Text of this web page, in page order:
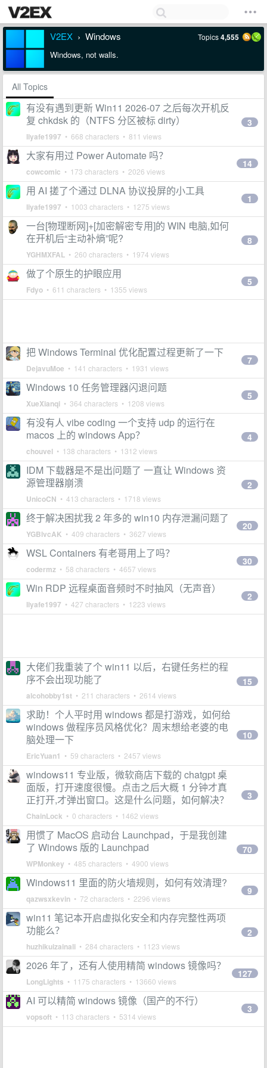
V2EX › Windows Topics4,555
Windows, not walls.
All Topics
有没有遇到更新 Win11 2026-07 之后每次开机反
复 chkdsk 的（NTFS 分区被标 dirty）
liyafe1997 • 668 characters • 811 views
3
大家有用过 Power Automate 吗？
cowcomic • 173 characters • 2026 views
14
用 AI 搓了个通过 DLNA 协议投屏的小工具
liyafe1997 • 1003 characters • 1275 views
1
一台[物理断网]+[加密解密专用]的 WIN 电脑,如何
在开机后“主动补熵”呢?
YGHMXFAL • 260 characters • 1974 views
8
做了个原生的护眼应用
Fdyo • 611 characters • 1355 views
5
把 Windows Terminal 优化配置过程更新了一下
DejavuMoe • 141 characters • 1931 views
7
Windows 10 任务管理器闪退问题
XueXianqi • 364 characters • 1208 views
5
有没有人 vibe coding 一个支持 udp 的运行在
macos 上的 windows App？
chouvel • 138 characters • 1312 views
4
IDM 下载器是不是出问题了 一直让 Windows 资
源管理器崩溃
UnicoCN • 413 characters • 1718 views
2
终于解决困扰我 2 年多的 win10 内存泄漏问题了
YGBlvcAK • 409 characters • 3627 views
20
WSL Containers 有老哥用上了吗？
codermz • 58 characters • 4657 views
30
Win RDP 远程桌面音频时不时抽风（无声音）
liyafe1997 • 427 characters • 1223 views
2
大佬们我重装了个 win11 以后，右键任务栏的程
序不会出现功能了
alcohobby1st • 211 characters • 2614 views
15
求助！个人平时用 windows 都是打游戏，如何给
windows 做程序员风格优化？周末想给老婆的电
脑处理一下
EricYuan1 • 59 characters • 2457 views
10
windows11 专业版，微软商店下载的 chatgpt 桌
面版，打开速度很慢。点击之后大概 1 分钟才真
正打开,才弹出窗口。这是什么问题，如何解决？
ChainLock • 0 characters • 1462 views
3
用惯了 MacOS 启动台 Launchpad，于是我创建
了 Windows 版的 Launchpad
WPMonkey • 485 characters • 4900 views
70
Windows11 里面的防火墙规则，如何有效清理?
qazwsxkevin • 72 characters • 2296 views
9
win11 笔记本开启虚拟化安全和内存完整性两项
功能么？
huzhikuizainali • 284 characters • 1123 views
2
2026 年了，还有人使用精简 windows 镜像吗？
LongLights • 1175 characters • 13660 views
127
AI 可以精简 windows 镜像（国产的不行）
vopsoft • 113 characters • 5314 views
3